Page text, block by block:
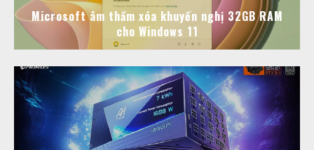
Microsoft âm thầm xóa khuyến nghị 32GB RAM
cho Windows 11